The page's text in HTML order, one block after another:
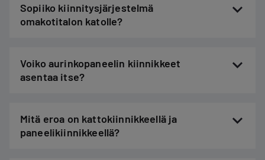
Sopiiko kiinnitysjärjestelmä
omakotitalon katolle?
Voiko aurinkopaneelin kiinnikkeet
asentaa itse?
Mitä eroa on kattokiinnikkeellä ja
paneelikiinnikkeellä?